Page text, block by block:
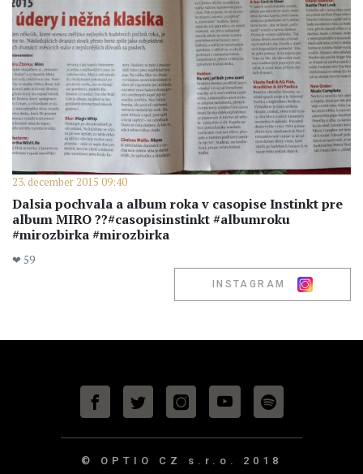
23. december 2015 09:40
Dalsia pochvala a album roka v casopise Instinkt pre
album MIRO ??#casopisinstinkt #albumroku
#mirozbirka #mirozbirka
❤ 59
INSTAGRAM
© OPTIO CZ s.r.o. 2018